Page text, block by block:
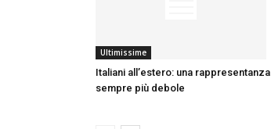
Ultimissime
Italiani all’estero: una rappresentanza
sempre più debole